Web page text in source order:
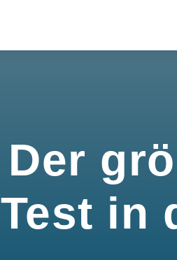
Der
Test in